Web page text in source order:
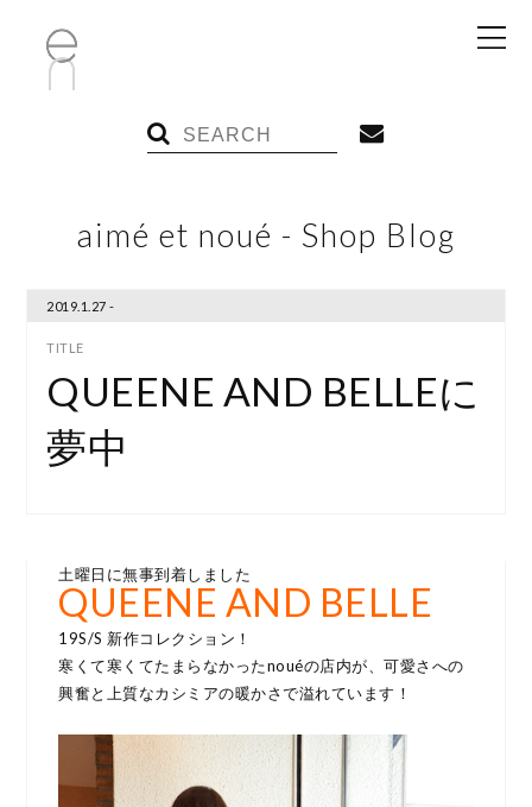
aimé et noué - Shop Blog
2019.1.27 -
QUEENE AND BELLEに
夢中
土曜日に無事到着しました
QUEENE AND BELLE
19S/S 新作コレクション！
寒くて寒くてたまらなかったnouéの店内が、可愛さへの
興奮と上質なカシミアの暖かさで溢れています！